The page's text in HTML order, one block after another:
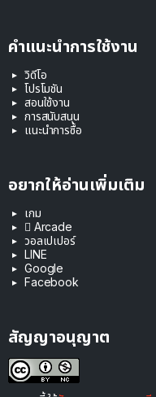
คำแนะนำการใช้งาน
วิดีโอ
โปรโมชัน
สอนใช้งาน
การสนับสนุน
แนะนำการซื้อ
อยากให้อ่านเพิ่มเติม
เกม
 Arcade
วอลเปเปอร์
LINE
Google
Facebook
สัญญาอนุญาต